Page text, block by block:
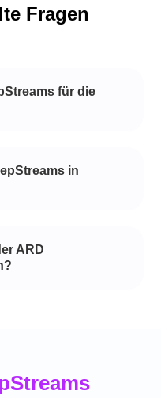
Fragen
für die
in
ARD
Streams